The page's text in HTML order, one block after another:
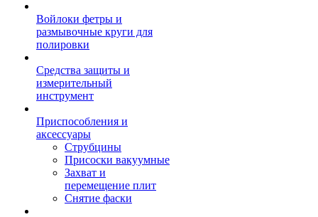
Войлоки фетры и
размывочные круги для
полировки
Средства защиты и
измерительный
инструмент
Приспособления и
аксессуары
Струбцины
Присоски вакуумные
Захват и
перемещение плит
Снятие фаски